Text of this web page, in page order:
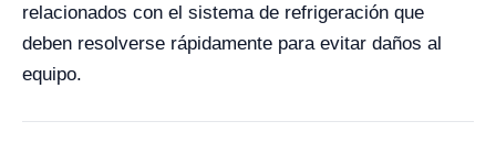
relacionados con el sistema de refrigeración que
deben resolverse rápidamente para evitar daños al
equipo.